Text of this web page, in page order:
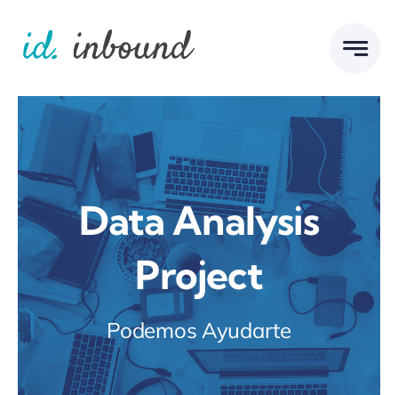
content
Data Analysis
Project
Podemos Ayudarte